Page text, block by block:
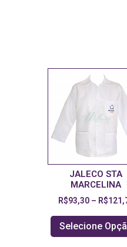
JALECO STA
MARCELINA
R$93,30– R$
Selecione